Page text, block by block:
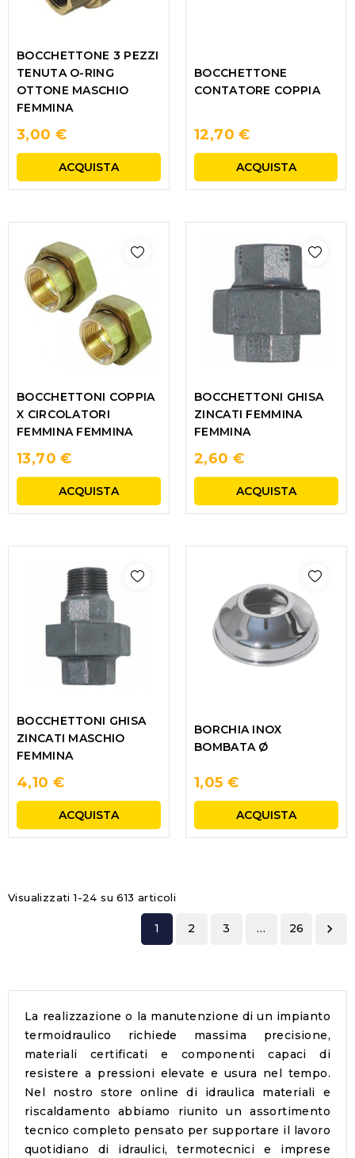
BOCCHETTONE 3 PEZZI
TENUTA O-RING
OTTONE MASCHIO
FEMMINA
3,00 €
ACQUISTA
BOCCHETTONE
CONTATORE COPPIA
12,70 €
ACQUISTA
BOCCHETTONI COPPIA
X CIRCOLATORI
FEMMINA FEMMINA
13,70 €
ACQUISTA
BOCCHETTONI GHISA
ZINCATI FEMMINA
FEMMINA
2,60 €
ACQUISTA
BOCCHETTONI GHISA
ZINCATI MASCHIO
FEMMINA
4,10 €
ACQUISTA
BORCHIA INOX
BOMBATA Ø
1,05 €
ACQUISTA
Visualizzati 1-24 su 613 articoli
1 2 3 … 26 
La realizzazione o la manutenzione di un impianto
termoidraulico richiede massima precisione,
materiali certificati e componenti capaci di
resistere a pressioni elevate e usura nel tempo.
Nel nostro store online di idraulica materiali e
riscaldamento abbiamo riunito un assortimento
tecnico completo pensato per supportare il lavoro
quotidiano di idraulici, termotecnici e imprese